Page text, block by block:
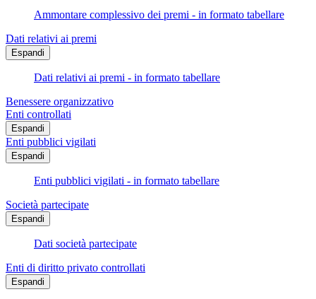
Ammontare complessivo dei premi - in formato tabellare
Dati relativi ai premi
Espandi
Dati relativi ai premi - in formato tabellare
Benessere organizzativo
Enti controllati
Espandi
Enti pubblici vigilati
Espandi
Enti pubblici vigilati - in formato tabellare
Società partecipate
Espandi
Dati società partecipate
Enti di diritto privato controllati
Espandi